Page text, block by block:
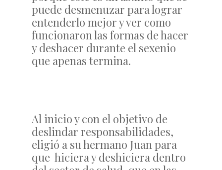
puede desmenuzar para lograr
entenderlo mejor y ver como
funcionaron las formas de hacer
y deshacer durante el sexenio
que apenas termina.
Al inicio y con el objetivo de
deslindar responsabilidades,
eligió a su hermano Juan para
que hiciera y deshiciera dentro